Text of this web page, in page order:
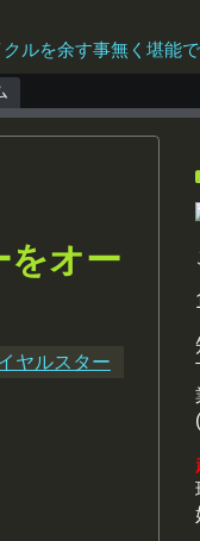
ルを余す事無く堪能で
をオー
ヤルスター